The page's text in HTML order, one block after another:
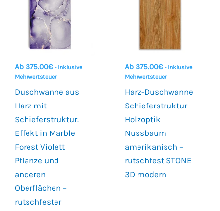
Ab 375.00€ - Inklusive
Mehrwertsteuer
Duschwanne aus
Harz mit
Schieferstruktur.
Effekt in Marble
Forest Violett
Pflanze und
anderen
Oberflächen –
rutschfester
Ab 375.00€ - Inklusive
Mehrwertsteuer
Harz-Duschwanne
Schieferstruktur
Holzoptik
Nussbaum
amerikanisch –
rutschfest STONE
3D modern